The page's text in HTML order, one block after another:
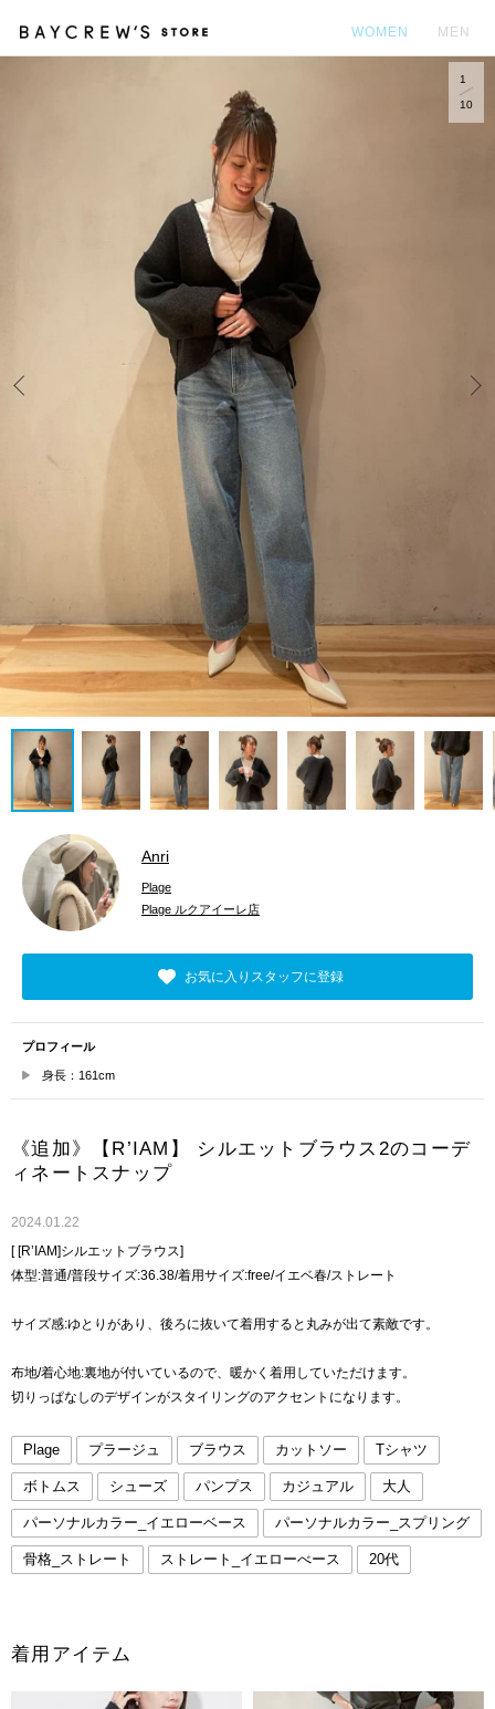
WOMEN MEN
1
10
Anri
Plage
Plage ルクアイーレ店
お気に入りスタッフに登録
プロフィール
身長：161cm
《追加》【R’IAM】 シルエットブラウス2のコーデ
ィネートスナップ
2024.01.22
[ [R’IAM]シルエットブラウス]
体型:普通/普段サイズ:36.38/着用サイズ:free/イエベ春/ストレート
サイズ感:ゆとりがあり、後ろに抜いて着用すると丸みが出て素敵です。
布地/着心地:裏地が付いているので、暖かく着用していただけます。
切りっぱなしのデザインがスタイリングのアクセントになります。
Plage プラージュ ブラウス カットソー Tシャツ
ボトムス シューズ パンプス カジュアル 大人
パーソナルカラー_イエローベース パーソナルカラー_スプリング
骨格_ストレート ストレート_イエローべース 20代
着用アイテム